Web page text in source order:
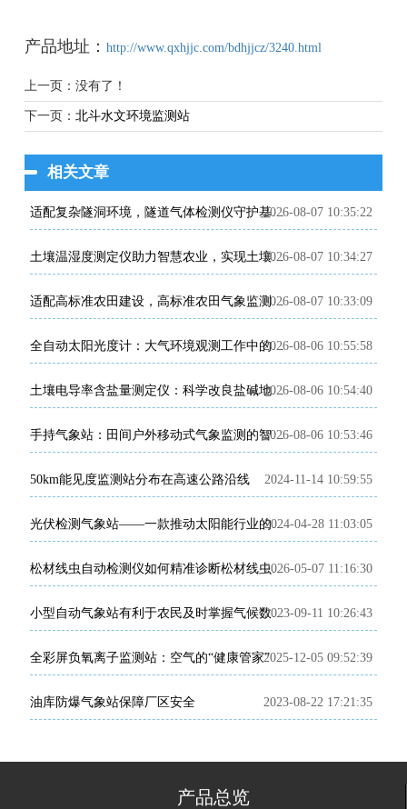
产品地址： http://www.qxhjjc.com/bdhjjcz/3240.html
上一页：没有了！
下一页： 北斗水文环境监测站
相关文章
适配复杂隧洞环境，隧道气体检测仪守护基建施工安全
2026-08-07 10:35:22
土壤温湿度测定仪助力智慧农业，实现土壤环境精细化管控
2026-08-07 10:34:27
适配高标准农田建设，高标准农田气象监测系统助力粮食稳产增收
2026-08-07 10:33:09
全自动太阳光度计：大气环境观测工作中的专业智能监测设备
2026-08-06 10:55:58
土壤电导率含盐量测定仪：科学改良盐碱地的田间检测利器
2026-08-06 10:54:40
手持气象站：田间户外移动式气象监测的智能便携装备
2026-08-06 10:53:46
50km能见度监测站分布在高速公路沿线 2024-11-14 10:59:55
光伏检测气象站——一款推动太阳能行业的发展的系统
2024-04-28 11:03:05
松材线虫自动检测仪如何精准诊断松材线虫病？
2026-05-07 11:16:30
小型自动气象站有利于农民及时掌握气候数据信息
2023-09-11 10:26:43
全彩屏负氧离子监测站：空气的“健康管家”2025-12-05 09:52:39
油库防爆气象站保障厂区安全 2023-08-22 17:21:35
产品总览